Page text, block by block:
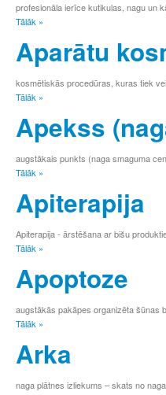
profesionāla ierīce kutikulas, nagu un
Tālāk »
Aparātu
kosmētiskās procedūras, kuras tiek
Tālāk »
Apekss
augstākais punkts (naga smaguma
Tālāk »
Apiterapija
Apiterapija - ārstēšana ar bišu
Tālāk »
Apoptoze
augstākās pakāpes organizēta šūnas
Tālāk »
Arka
naga plātnes izliekums – skats no naga